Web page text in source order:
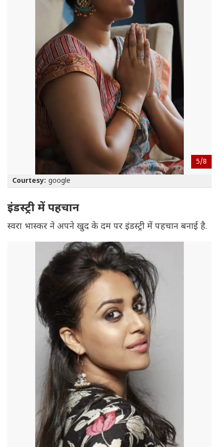
5/8
Courtesy: google
इंडस्ट्री में पहचान
स्वरा भास्कर ने अपने खुद के दम पर इंडस्ट्री में पहचान बनाई है.